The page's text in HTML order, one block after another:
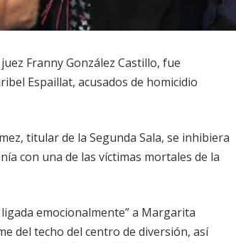
Franny González Castillo, fue
Espaillat, acusados de homicidio
titular de la Segunda Sala, se inhibiera
con una de las víctimas mortales de la
emocionalmente” a Margarita
del techo del centro de diversión, así